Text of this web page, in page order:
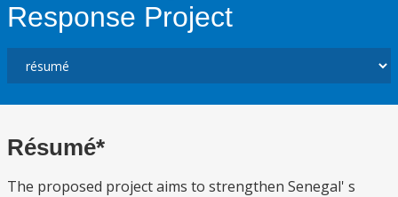
Response Project
Résumé*
The proposed project aims to strengthen Senegal' s